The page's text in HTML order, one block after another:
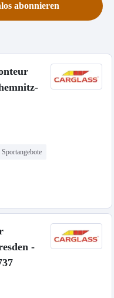
abonnieren
Sportangebote
-